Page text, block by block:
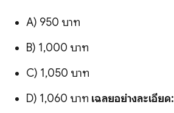
A) 950 บาท
B) 1,000 บาท
C) 1,050 บาท
D) 1,060 บาท เฉลยอย่างละเอียด: